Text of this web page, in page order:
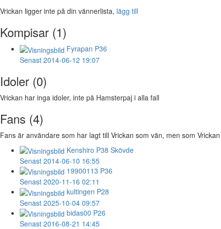
Vrickan ligger inte på din vännerlista, lägg till
Kompisar (1)
Fyrapan P36
Senast 2014-06-12 19:07
Idoler (0)
Vrickan har inga idoler, inte på Hamsterpaj i alla fall
Fans (4)
Fans är användare som har lagt till Vrickan som vän, men som
Kenshiro P38 Skövde
Senast 2014-06-10 16:55
19900113 P36
Senast 2020-11-16 02:11
kultingen P28
Senast 2025-10-04 09:57
bidas00 P26
Senast 2016-08-21 14:45